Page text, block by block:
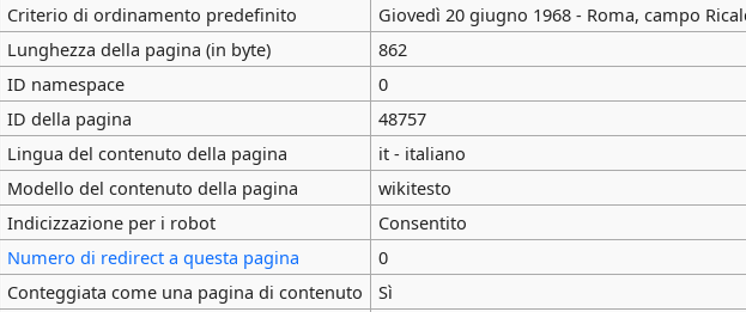
Criterio di ordinamento predefinito
Giovedì 20 giugno 1968 - Roma, campo
Lunghezza della pagina (in byte)
862
ID namespace
0
ID della pagina
48757
Lingua del contenuto della pagina
it - italiano
Modello del contenuto della pagina
wikitesto
Indicizzazione per i robot
Consentito
Numero di redirect a questa pagina
0
Conteggiata come una pagina di contenuto
Sì